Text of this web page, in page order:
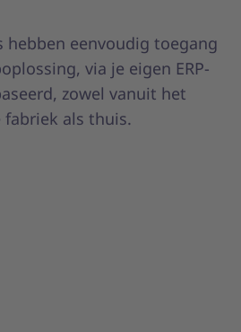
eenvoudig toegang
via je eigen ERP-
zowel vanuit het
als thuis.